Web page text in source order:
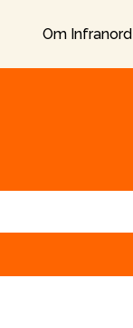
Om Infranord